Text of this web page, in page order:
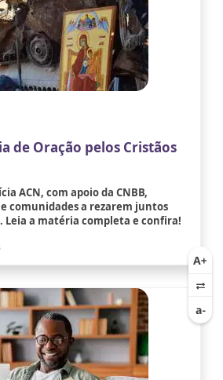
de Oração pelos Cristãos
ACN, com apoio da CNBB,
comunidades a rezarem juntos
Leia a matéria completa e confira!